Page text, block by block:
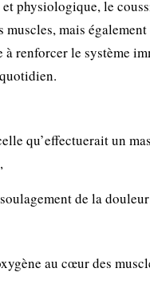
physiologique, le
mais
renforcer le système
qu’effectuerait un
de la
au cœur des